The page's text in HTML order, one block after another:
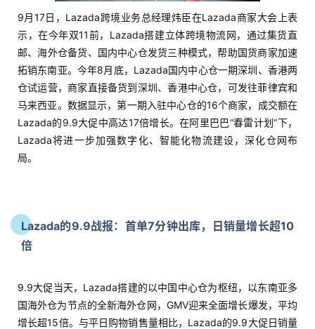
9月17日，Lazada跨境业务总经理炜臣在Lazada商家大会上表
示，在今年双11前，Lazada搭建立体跨境物流网，通过集货直
邮、海外仓备货、国内中心仓发货三种模式，帮助国货商家加速
拓销东南亚。今年8月底，Lazada国内中心仓一期深圳、香港两
仓试运营，商家直接备货到深圳、香港中心仓，可发往菲律宾和
马来西亚。数据显示，第一期入驻中心仓的16个商家，成交额在
Lazada的9.9大促中高达17倍增长。在阿里巴巴“春雷计划”下，
Lazada将进一步加强数字化、智能化物流建设，深化仓网布
局。
Lazada的9.9战报：首单7分钟出库，日销量增长超10
倍
9.9大促当天，Lazada搭建的以中国中心仓为枢纽，以东南亚多
国海外仓为节点的全新海外仓网，GMV迎来全面增长爆发，平均
增长超15倍。与平日购物销售量相比，Lazada的9.9大促日销量